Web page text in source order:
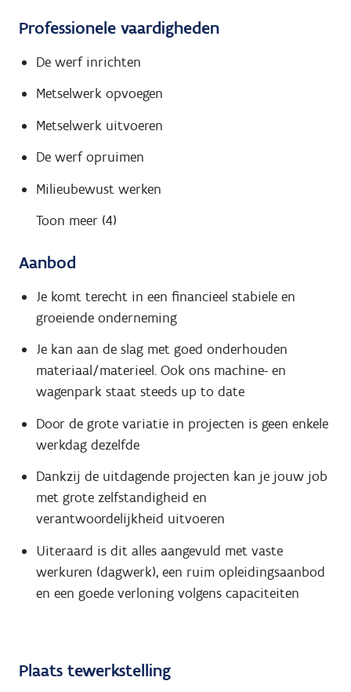
Professionele vaardigheden
De werf inrichten
Metselwerk opvoegen
Metselwerk uitvoeren
De werf opruimen
Milieubewust werken
Toon meer (4)
Aanbod
Je komt terecht in een financieel stabiele en
groeiende onderneming
Je kan aan de slag met goed onderhouden
materiaal/materieel. Ook ons machine- en
wagenpark staat steeds up to date
Door de grote variatie in projecten is geen enkele
werkdag dezelfde
Dankzij de uitdagende projecten kan je jouw job
met grote zelfstandigheid en
verantwoordelijkheid uitvoeren
Uiteraard is dit alles aangevuld met vaste
werkuren (dagwerk), een ruim opleidingsaanbod
en een goede verloning volgens capaciteiten
Plaats tewerkstelling